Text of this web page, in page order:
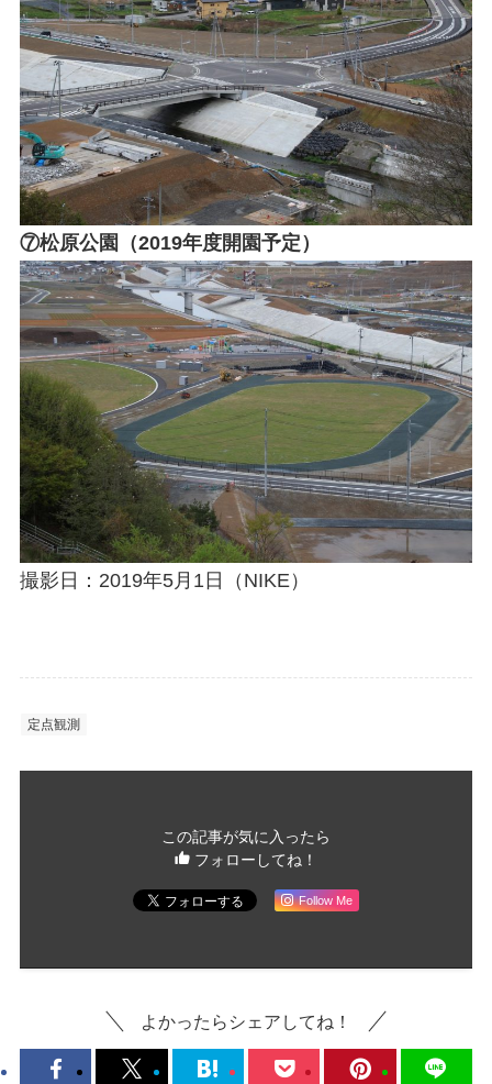
⑦松原公園（2019年度開園予定）
撮影日：2019年5月1日（NIKE）
定点観測
この記事が気に入ったら
フォローしてね！
Follow Me
よかったらシェアしてね！